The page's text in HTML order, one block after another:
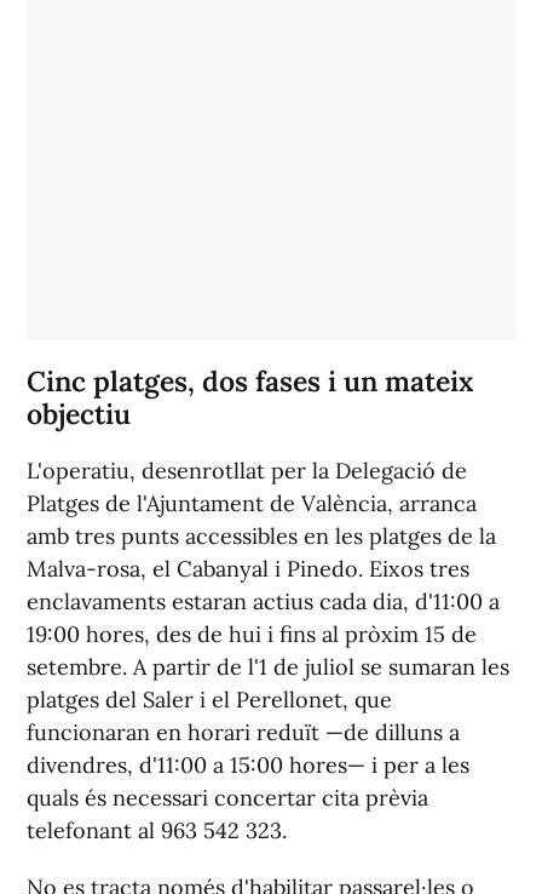
Cinc platges, dos fases i un mateix
objectiu
L'operatiu, desenrotllat per la Delegació de
Platges de l'Ajuntament de València, arranca
amb tres punts accessibles en les platges de la
Malva-rosa, el Cabanyal i Pinedo. Eixos tres
enclavaments estaran actius cada dia, d'11:00 a
19:00 hores, des de hui i fins al pròxim 15 de
setembre. A partir de l'1 de juliol se sumaran les
platges del Saler i el Perellonet, que
funcionaran en horari reduït —de dilluns a
divendres, d'11:00 a 15:00 hores— i per a les
quals és necessari concertar cita prèvia
telefonant al 963 542 323.
No es tracta només d'habilitar passarel·les o